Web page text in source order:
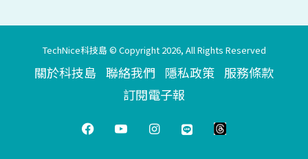
TechNice科技島 © Copyright 2026, All Rights Reserved
關於科技島 聯絡我們 隱私政策 服務條款
訂閱電子報